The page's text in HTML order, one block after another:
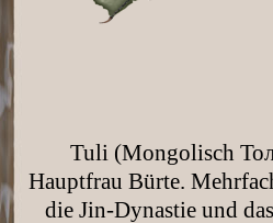
Tuli (Mongolisch
Hauptfrau Bürte.
die Jin-Dynastie und